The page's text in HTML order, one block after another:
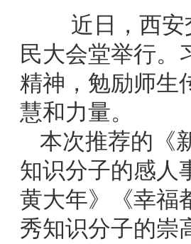
近日，西安交
民大会堂举行。
精神，勉励师生
慧和力量。
本次推荐的《
知识分子的感人
黄大年》《幸福
秀知识分子的崇